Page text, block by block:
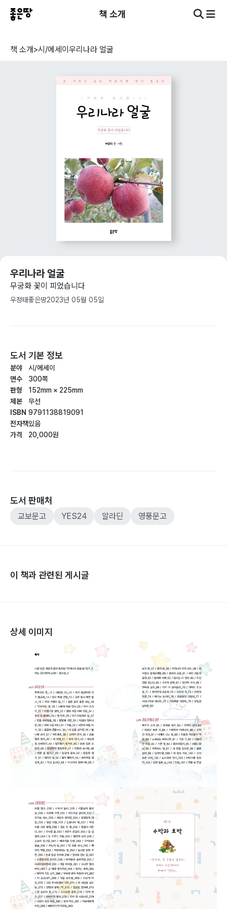
책 소개
책 소개>시/에세이 우리나라 얼굴
우리나라 얼굴
무궁화 꽃이 피었습니다
우정태좋은땅2023년 05월 05일
도서 기본 정보
분야
면수
판형
제본
ISBN
전자책
가격
시/에세이
300쪽
152mm × 225mm
무선
9791138819091
있음
20,000원
도서 판매처
교보문고 YES24 알라딘 영풍문고
이 책과 관련된 게시글
상세 이미지